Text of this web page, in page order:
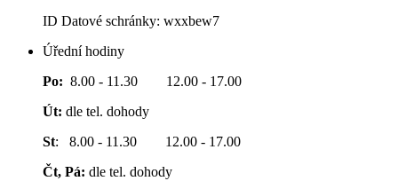
ID Datové schránky: wxxbew7
Úřední hodiny
Po: 8.00 - 11.30 12.00 - 17.00
Út: dle tel. dohody
St: 8.00 - 11.30 12.00 - 17.00
Čt, Pá: dle tel. dohody